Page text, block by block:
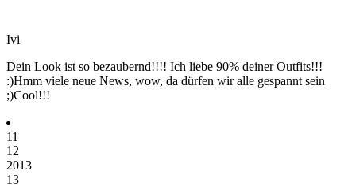
Ivi
Dein Look ist so bezaubernd!!!! Ich liebe 90% deiner Outfits!!!
:)Hmm viele neue News, wow, da dürfen wir alle gespannt sein
;)Cool!!!
11
12
2013
13